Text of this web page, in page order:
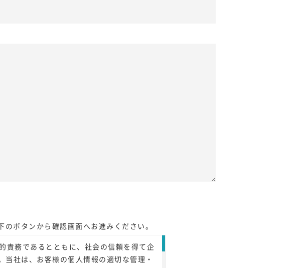
ボタンから確認画面へお進みください。
責務であるとともに、社会の信頼を得て企
社は、お客様の個人情報の適切な管理・